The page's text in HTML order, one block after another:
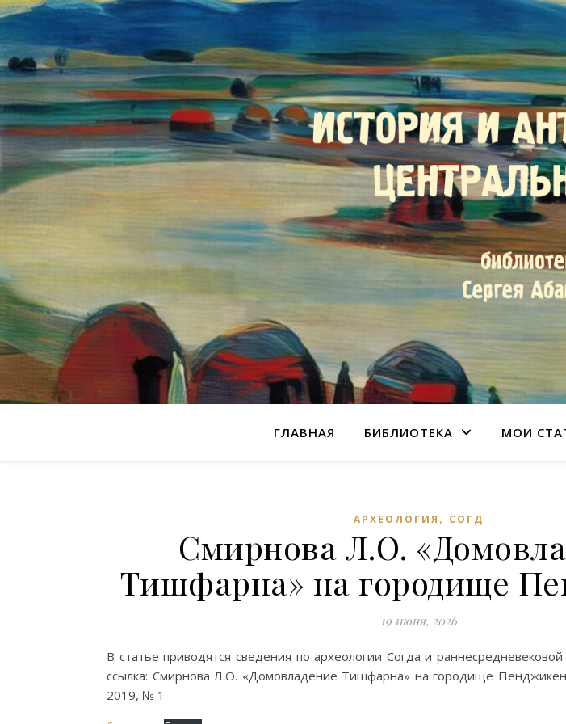
ГЛАВНАЯ БИБЛИОТЕКА МОИ
АРХЕОЛОГИЯ , СОГД
Смирнова Л.О.
Тишфарна» на городище
19 июня, 2026
В статье приводятся сведения по археологии Согда и
ссылка: Смирнова Л.О. «Домовладение Тишфарна» на городище
2019, № 1